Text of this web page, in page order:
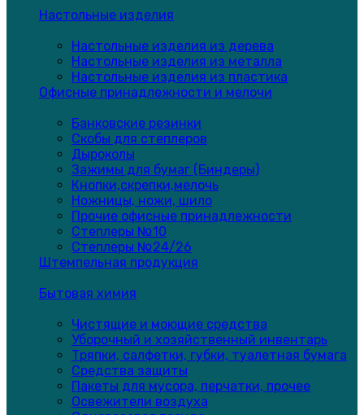
Настольные изделия
Настольные изделия из дерева
Настольные изделия из металла
Настольные изделия из пластика
Офисные принадлежности и мелочи
Банковские резинки
Скобы для степлеров
Дыроколы
Зажимы для бумаг (Биндеры)
Кнопки,скрепки,мелочь
Ножницы, ножи, шило
Прочие офисные принадлежности
Степлеры №10
Степлеры №24/26
Штемпельная продукция
Бытовая химия
Чистящие и моющие средства
Уборочный и хозяйственный инвентарь
Тряпки, салфетки, губки, туалетная бумага
Средства защиты
Пакеты для мусора, перчатки, прочее
Освежители воздуха